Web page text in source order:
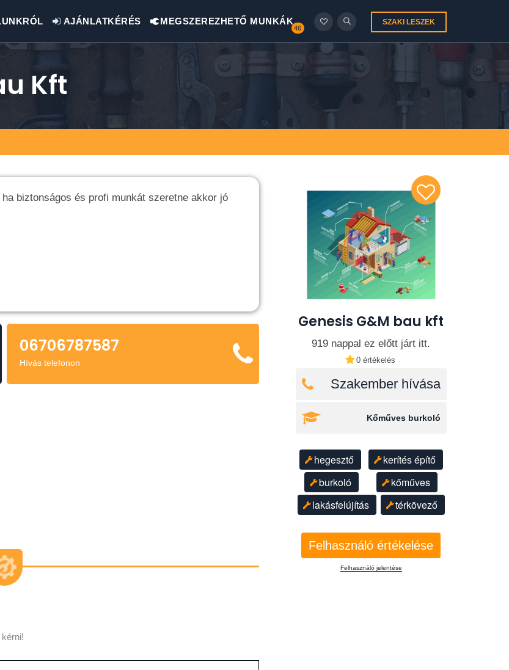
SZAKI LESZEK
AJÁNLATKÉRÉS MEGSZEREZHETŐ MUNKÁK
46
Kft
biztonságos és profi munkát szeretne akkor jó
06706787587
Hívás telefonon
Genesis G&M bau kft
919 nappal ez előtt járt itt.
0 értékelés
Szakember hívása
Kőműves burkoló
hegesztő
kerítés építő
burkoló
kőműves
lakásfelújítás
térkövező
Felhasználó értékelése
Felhasználó jelentése